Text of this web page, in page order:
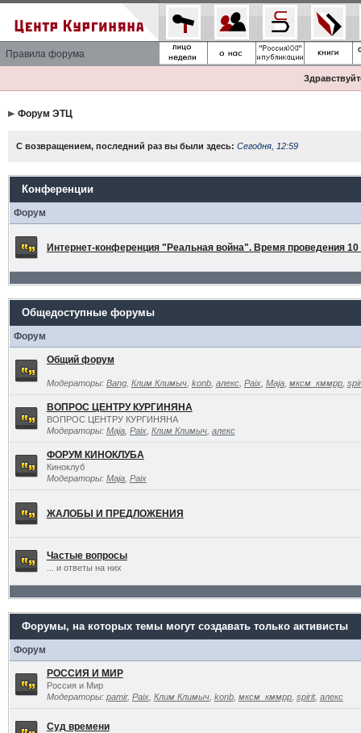
Правила форума
Форум ЭТЦ
С возвращением, последний раз вы были здесь: Сегодня, 12:59
Конференции
Форум
Интернет-конференция "Реальная война". Время проведения 10
Общедоступные форумы
Форум
Общий форум
Модераторы: Bang, Клим Климыч, konb, алекс, Paix, Maja, мксм_кммрр,
ВОПРОС ЦЕНТРУ КУРГИНЯНА
ВОПРОС ЦЕНТРУ КУРГИНЯНА
Модераторы: Maja, Paix, Клим Климыч, алекс
ФОРУМ КИНОКЛУБА
Киноклуб
Модераторы: Maja, Paix
ЖАЛОБЫ И ПРЕДЛОЖЕНИЯ
Частые вопросы
... и ответы на них
Форумы, на которых темы могут создавать только активисты
Форум
РОССИЯ И МИР
Россия и Мир
Модераторы: pamir, Paix, Клим Климыч, konb, мксм_кммрр, spirit, алекс
Суд времени